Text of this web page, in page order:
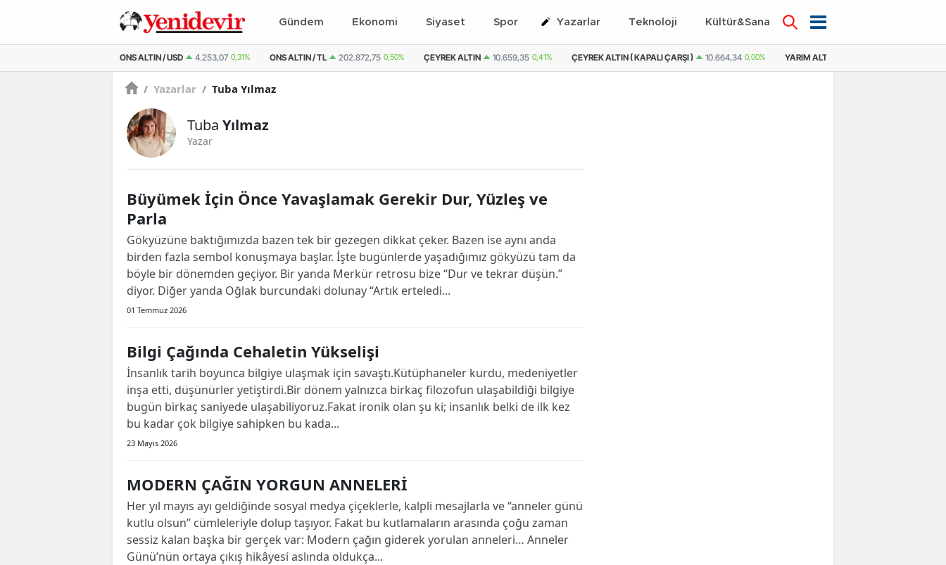
Gündem Ekonomi Siyaset Spor Yazarlar Teknoloji Kültür&Sanat
ONS ALTIN / USD 4.253,07 0,31% ONS ALTIN / TL 202.872,75 0,50% ÇEYREK ALTIN 10.659,35 0,41% ÇEYREK ALTIN ( KAPALI ÇARŞI ) 10.664,34 0,00% YARIM ALTIN
/ Yazarlar / Tuba Yılmaz
Tuba Yılmaz
Yazar
Büyümek İçin Önce Yavaşlamak Gerekir Dur, Yüzleş ve
Parla
Gökyüzüne baktığımızda bazen tek bir gezegen dikkat çeker. Bazen ise aynı anda
birden fazla sembol konuşmaya başlar. İşte bugünlerde yaşadığımız gökyüzü tam da
böyle bir dönemden geçiyor. Bir yanda Merkür retrosu bize “Dur ve tekrar düşün.”
diyor. Diğer yanda Oğlak burcundaki dolunay “Artık erteledi...
01 Temmuz 2026
Bilgi Çağında Cehaletin Yükselişi
İnsanlık tarih boyunca bilgiye ulaşmak için savaştı.Kütüphaneler kurdu, medeniyetler
inşa etti, düşünürler yetiştirdi.Bir dönem yalnızca birkaç filozofun ulaşabildiği bilgiye
bugün birkaç saniyede ulaşabiliyoruz.Fakat ironik olan şu ki; insanlık belki de ilk kez
bu kadar çok bilgiye sahipken bu kada...
23 Mayıs 2026
MODERN ÇAĞIN YORGUN ANNELERİ
Her yıl mayıs ayı geldiğinde sosyal medya çiçeklerle, kalpli mesajlarla ve “anneler günü
kutlu olsun” cümleleriyle dolup taşıyor. Fakat bu kutlamaların arasında çoğu zaman
sessiz kalan başka bir gerçek var: Modern çağın giderek yorulan anneleri… Anneler
Günü’nün ortaya çıkış hikâyesi aslında oldukça...